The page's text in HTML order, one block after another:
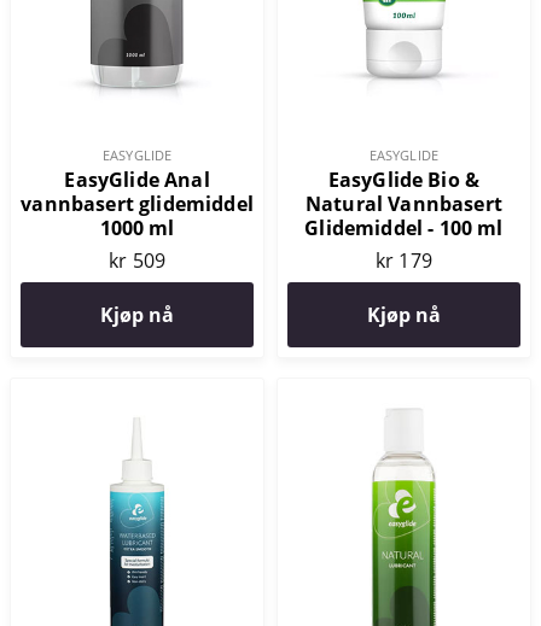
EASYGLIDE
EasyGlide Anal
vannbasert glidemiddel
1000 ml
kr 509
Kjøp nå
EASYGLIDE
EasyGlide Bio &
Natural Vannbasert
Glidemiddel - 100 ml
kr 179
Kjøp nå